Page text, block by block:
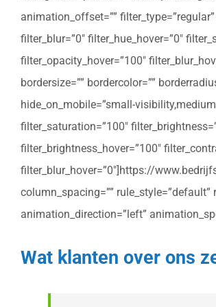
animation_offset=””
filter_blur=”0″ filter_hue_hover=”0″
filter_opacity_hover=”100″
bordersize=”” bordercolor=””
hide_on_mobile=”small-
filter_saturation=”100″
filter_brightness_hover=”100″
filter_blur_hover=”0″]https://
column_spacing=”” rule_style=”default”
animation_direction=”left”
Wat klanten over ons